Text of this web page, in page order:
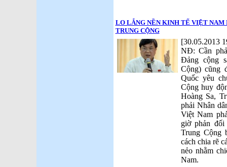
LO LẮNG NỀN KINH TẾ VIỆT NAM
TRUNG CỘNG
[30.05.2013
NĐ: Cần
Đảng cộng
Cộng) cũng
Quốc yêu
Cộng huy
Hoàng Sa,
phải Nhân
Việt Nam
giờ phản
Trung Cộng
cách chia rẽ
nẻo nhằm
Nam.